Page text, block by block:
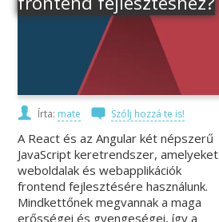
Írta: mate Szólj hozzá te is!
A React és az Angular két népszerű
JavaScript keretrendszer, amelyeket
weboldalak és webapplikációk
frontend fejlesztésére használunk.
Mindkettőnek megvannak a maga
erősségei és gyengeségei, így a